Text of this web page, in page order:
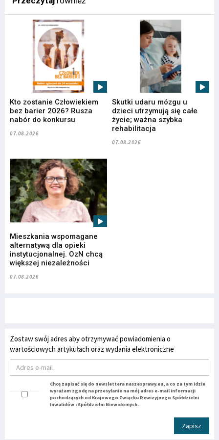
Kto zostanie Człowiekiem
bez barier 2026? Rusza
nabór do konkursu
07.08.2026
Skutki udaru mózgu u
dzieci utrzymują się całe
życie; ważna szybka
rehabilitacja
07.08.2026
Mieszkania wspomagane
alternatywą dla opieki
instytucjonalnej. OzN chcą
większej niezależności
07.08.2026
Zostaw swój adres aby otrzymywać powiadomienia o
wartościowych artykułach oraz wydania elektroniczne
Chcę zapisać się do newslettera naszesprawy.eu, a co za tym idzie
wyrażam zgodę na przesyłanie na mój adres e-mail informacji
pochodzących od Krajowego Związku Rewizyjnego Spółdzielni
Inwalidów i Spółdzielni Niewidomych.
Zapisz